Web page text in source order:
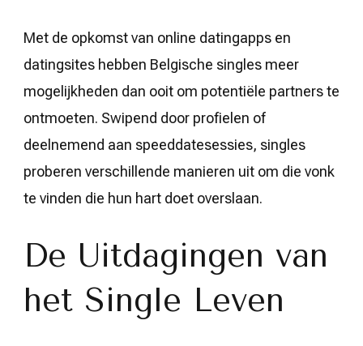
Met de opkomst van online datingapps en
datingsites hebben Belgische singles meer
mogelijkheden dan ooit om potentiële partners te
ontmoeten. Swipend door profielen of
deelnemend aan speeddatesessies, singles
proberen verschillende manieren uit om die vonk
te vinden die hun hart doet overslaan.
De Uitdagingen van
het Single Leven